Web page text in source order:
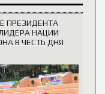
ПРЕЗИДЕНТА
НАЦИИ
В ЧЕСТЬ ДНЯ